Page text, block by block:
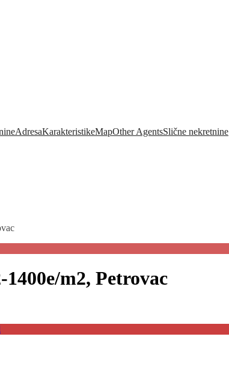
AdresaKarakteristikeMapOther AgentsSlične nekretnine
m2, Petrovac